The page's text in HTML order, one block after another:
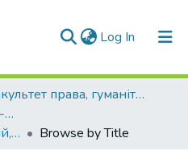
Log In (current)
Факультет права, гуманітарних і соціальних наук
кафедра господарсько-правових та суспільно-політичних дисциплін
Матеріали конференцій, семінарів і т.п. (КГПСПД)
Browse by Title